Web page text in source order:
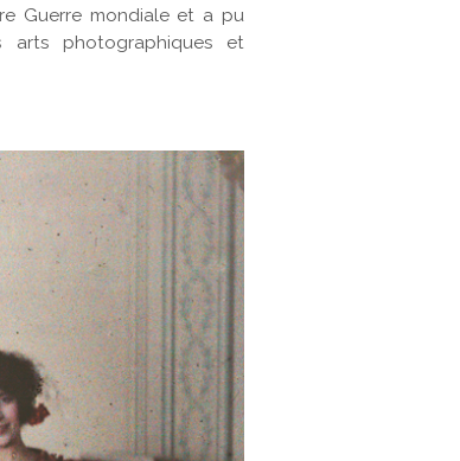
Guerre mondiale et a pu
photographiques et